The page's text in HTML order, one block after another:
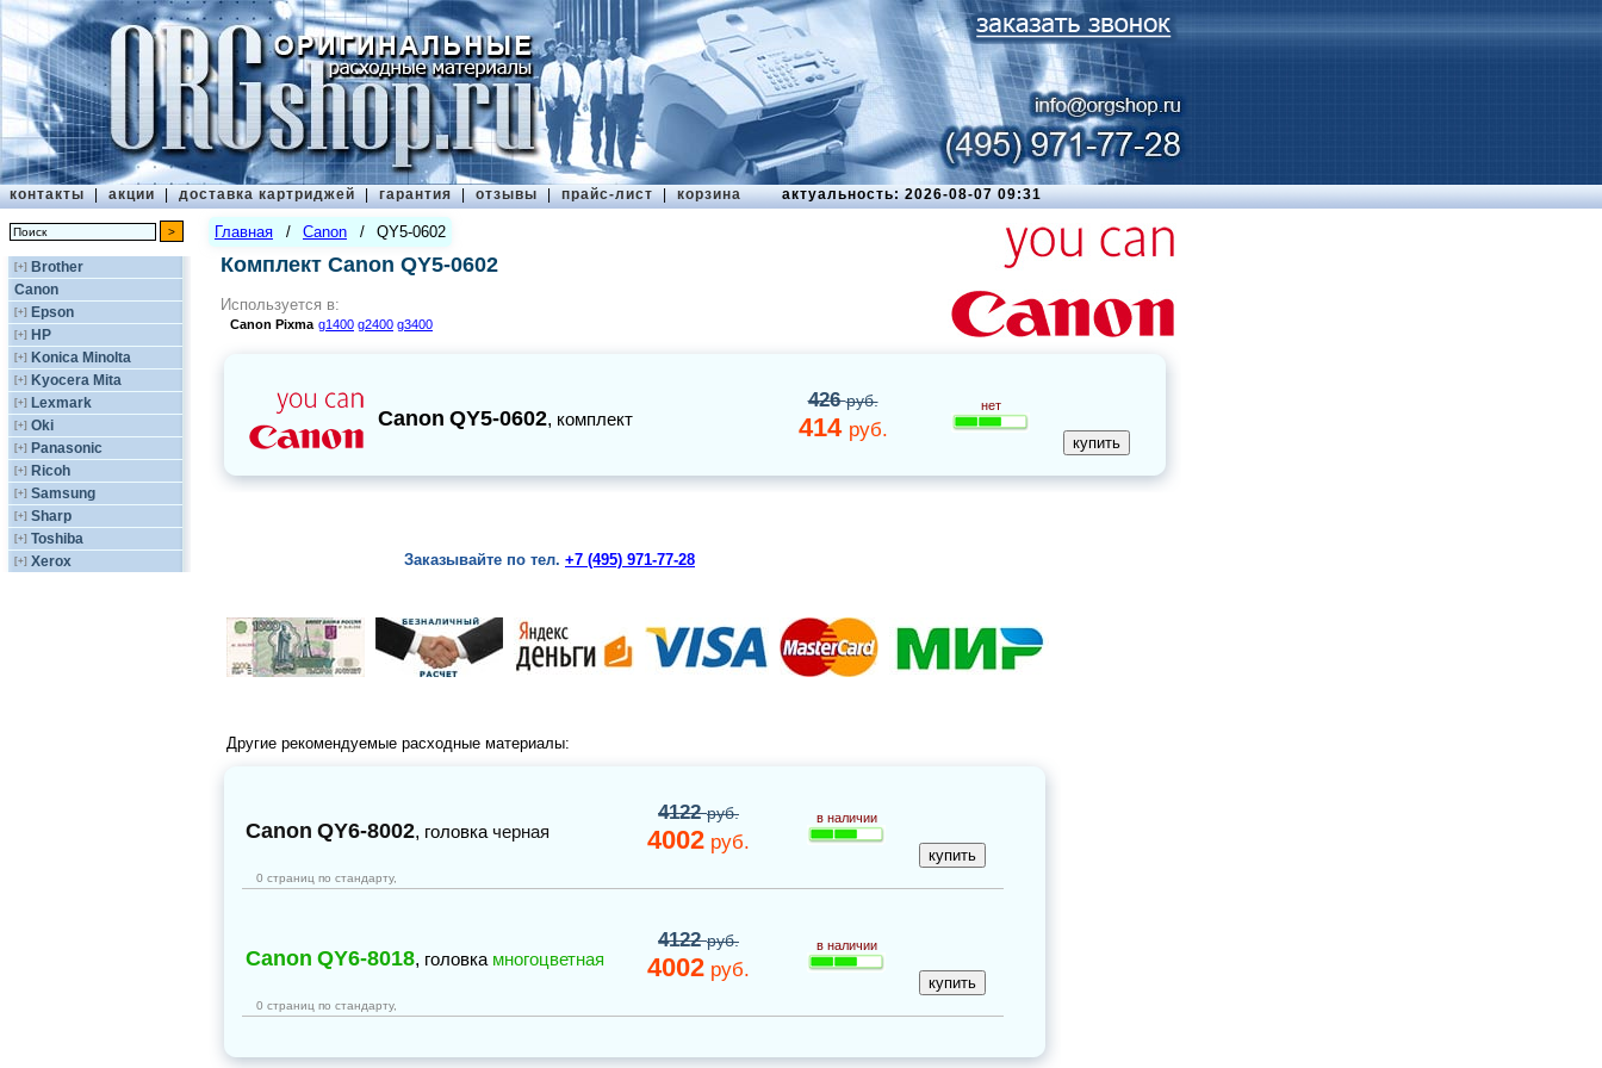
контакты | акции | доставка картриджей | гарантия | отзывы | прайс-лист | корзина актуальность: 2026-08-07 09:31
[+] Brother
Canon
[+] Epson
[+] HP
[+] Konica Minolta
[+] Kyocera Mita
[+] Lexmark
[+] Oki
[+] Panasonic
[+] Ricoh
[+] Samsung
[+] Sharp
[+] Toshiba
[+] Xerox
Главная / Canon / QY5-0602
Комплект Canon QY5-0602
Используется в:
Canon Pixma g1400 g2400 g3400
Canon QY5-0602, комплект
426руб.
414 руб.
нет
Заказывайте по тел. +7 (495) 971-77-28
Другие рекомендуемые расходные материалы:
Canon QY6-8002, головка черная
4122руб.
4002 руб.
в наличии
0 страниц по стандарту,
Canon QY6-8018, головка многоцветная
4122руб.
4002 руб.
в наличии
0 страниц по стандарту,